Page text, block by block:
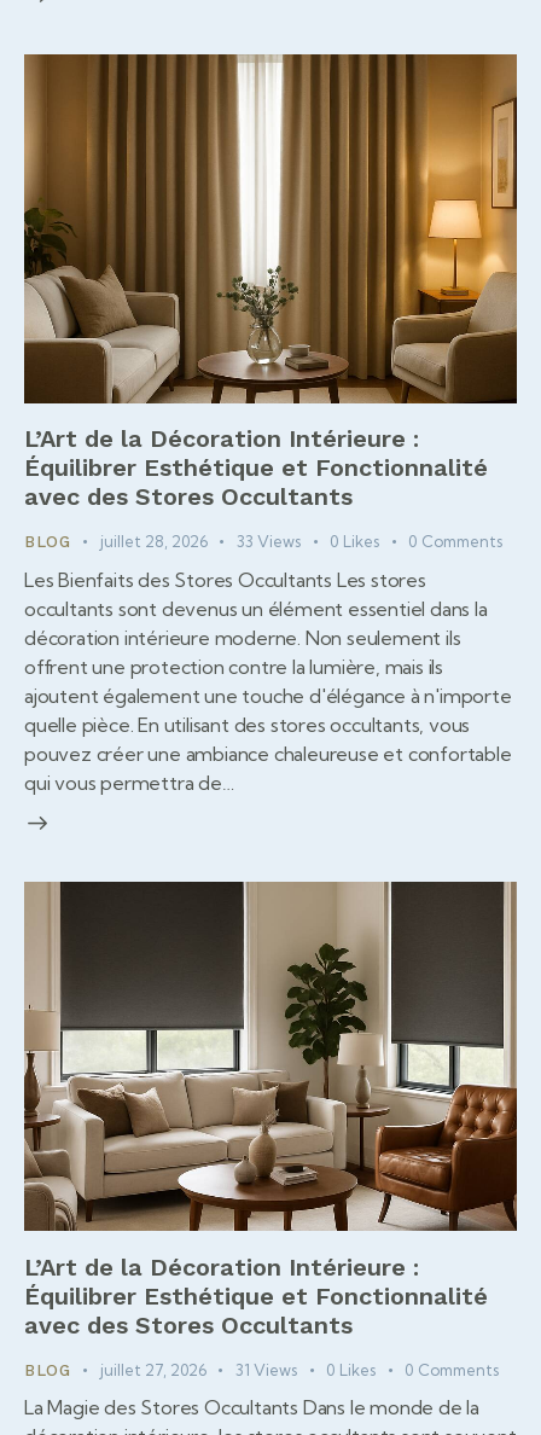
L’Art de la Décoration Intérieure :
Équilibrer Esthétique et Fonctionnalité
avec des Stores Occultants
BLOG juillet 28, 2026 33 Views 0 Likes 0 Comments
Les Bienfaits des Stores Occultants Les stores
occultants sont devenus un élément essentiel dans la
décoration intérieure moderne. Non seulement ils
offrent une protection contre la lumière, mais ils
ajoutent également une touche d'élégance à n'importe
quelle pièce. En utilisant des stores occultants, vous
pouvez créer une ambiance chaleureuse et confortable
qui vous permettra de…
L’Art de la Décoration Intérieure :
Équilibrer Esthétique et Fonctionnalité
avec des Stores Occultants
BLOG juillet 27, 2026 31 Views 0 Likes 0 Comments
La Magie des Stores Occultants Dans le monde de la